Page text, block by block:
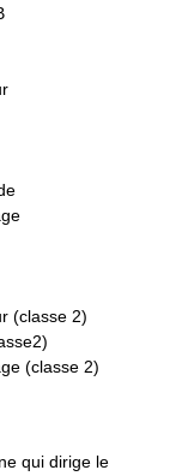
(classe 2)
(classe 2)
qui dirige le